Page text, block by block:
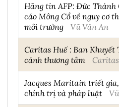
Hãng tin AFP: Đức Thánh
cáo Mông Cổ về nguy cơ
môi trường
Vũ Văn An
Caritas Huế : Ban
cảnh thương tâm
Jacques Maritain triết
chính trị và pháp luật